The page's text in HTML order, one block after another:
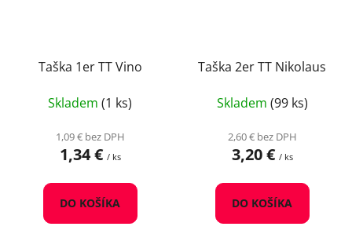
Taška 1er TT Vino
Skladem (1 ks)
1,09 € bez DPH
1,34 € / ks
DO KOŠÍKA
Taška 2er TT Nikolaus
Skladem (99 ks)
2,60 € bez DPH
3,20 € / ks
DO KOŠÍKA